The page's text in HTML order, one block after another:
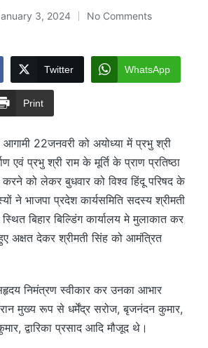
3, 2024 No Comments
Twitter WhatsApp
Print
आगामी 22जनवरी को अयोध्या में प्रभु श्री
एवं प्रभु श्री राम के मूर्ति के प्राण प्रतिष्ठा
करने को लेकर बुधवार को विश्व हिंदू परिषद के
ने भाजपा प्रदेश कार्यसमिति सदस्य श्रीमती
स्थित बिहार बिल्डिंग कार्यालय मे मुलाकात कर
अक्षत देकर श्रीमती सिंह को आमंत्रित
निमंत्रण स्वीकार कर उनका आभार
मुख्य रूप से धर्मेंद्र सरोज, बृजनंदन कुमार,
द्वारिका प्रसाद आदि मौजूद थे।